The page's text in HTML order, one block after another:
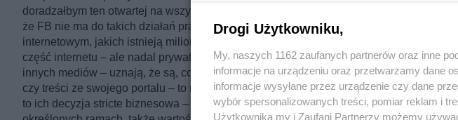
doradzałbym ten otwartej na wszystkich społeczności, bez ograniczeń. Nie umiem
że FB nie ma do takich działań prawa – ma, to prywatny portal, który jest niebywale
internetowym, jakich istnieją miliony w sieci. Jest oczywiście wielki, pewnie pod
część internetu – ale nadal prywatnym, komercyjnym przedsięwzięciem. I jeśli jego
innych mediów – uznają, że są, co ostatni bardzo modne „medium tożsamościowym”,
czy treści ze swojego portalu – to mają do tego takie samo prawo, jak właściciele TV
to ich decyzja stricte biznesowa – czy chcą udawać przestrzeń publiczną bez cenzury,
Drogi Użytkowniku,
My, naszych 1162 zaufanych partnerów oraz inne
informacje na urządzeniu oraz przetwarzamy dane
informacje wysyłane przez urządzenie czy dane
wybór spersonalizowanych treści, pomiar reklam i
Użytkownika my i Zaufani Partnerzy możemy